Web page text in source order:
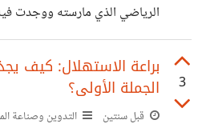
الرياضي الذي مارسته ووجدت
3
براعة الاستهلال: كيف
الجملة الأولى؟
قبل سنتين التدوين وصناعة